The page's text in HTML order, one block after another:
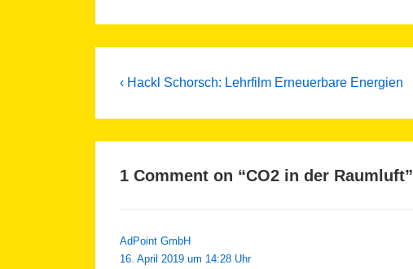
Beitragsnavigation
Previous
‹ Hackl Schorsch: Lehrfilm Erneuerbare Energien
1 Comment on “CO2 in der Raumluft”
AdPoint GmbH
16. April 2019 um 14:28 Uhr